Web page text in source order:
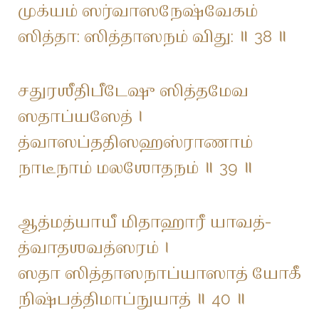
முக்யம் ஸர்வாஸநேஷ்வேகம்
ஸித்தா: ஸித்தாஸநம் விது: ॥ 38 ॥
சதுரஶீதிபீடேஷு ஸித்தமேவ
ஸதாப்யஸேத் ।
த்வாஸப்ததிஸஹஸ்ராணாம்
நாடீநாம் மலஶோதநம் ॥ 39 ॥
ஆத்மத்யாயீ மிதாஹாரீ யாவத்-
த்வாதஶவத்ஸரம் ।
ஸதா ஸித்தாஸநாப்யாஸாத் யோகீ
நிஷ்பத்திமாப்நுயாத் ॥ 40 ॥